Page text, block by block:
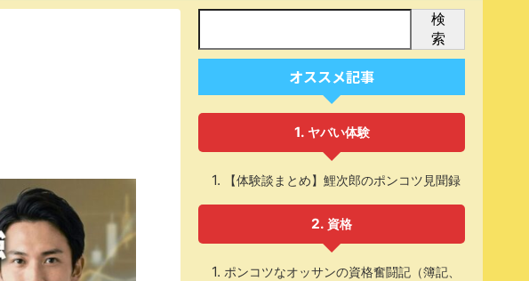
検
索
オススメ記事
ヤバい体験
【体験談まとめ】鯉次郎のポンコツ見聞録
資格
ポンコツなオッサンの資格奮闘記（簿記、